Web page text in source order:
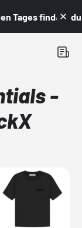
Tages findest du
-